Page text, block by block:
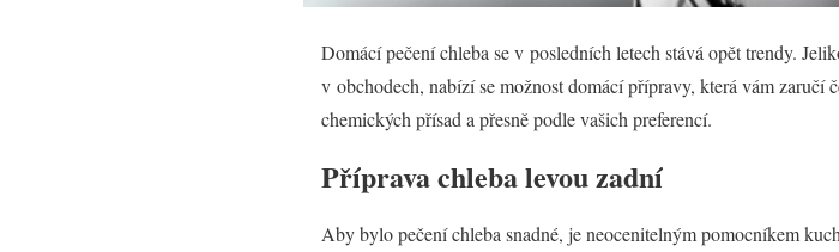
Domácí pečení chleba se v posledních letech stává opět trendy.
v obchodech, nabízí se možnost domácí přípravy, která vám zaručí
chemických přísad a přesně podle vašich preferencí.
Příprava chleba levou zadní
Aby bylo pečení chleba snadné, je neocenitelným pomocníkem